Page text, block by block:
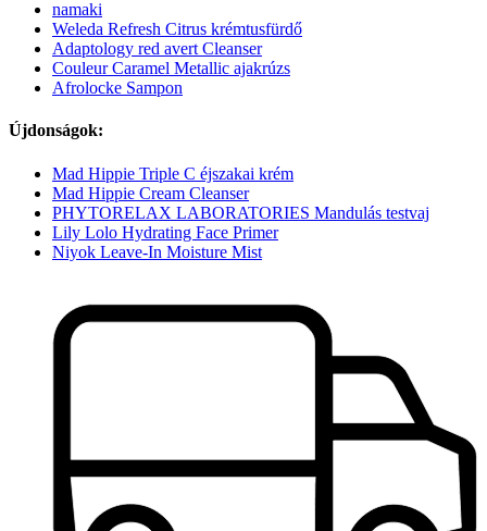
namaki
Weleda Refresh Citrus krémtusfürdő
Adaptology red avert Cleanser
Couleur Caramel Metallic ajakrúzs
Afrolocke Sampon
Újdonságok:
Mad Hippie Triple C éjszakai krém
Mad Hippie Cream Cleanser
PHYTORELAX LABORATORIES Mandulás testvaj
Lily Lolo Hydrating Face Primer
Niyok Leave-In Moisture Mist